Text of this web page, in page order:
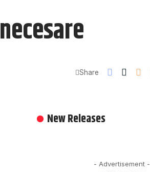
Share
New Releases
- Advertisement -